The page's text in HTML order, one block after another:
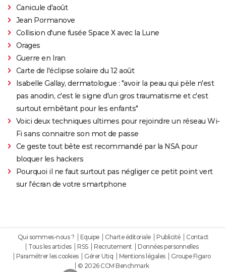
Canicule d'août
Jean Pormanove
Collision d'une fusée Space X avec la Lune
Orages
Guerre en Iran
Carte de l'éclipse solaire du 12 août
Isabelle Gallay, dermatologue : "avoir la peau qui pèle n'est
pas anodin, c'est le signe d'un gros traumatisme et c'est
surtout embêtant pour les enfants"
Voici deux techniques ultimes pour rejoindre un réseau Wi-
Fi sans connaitre son mot de passe
Ce geste tout bête est recommandé par la NSA pour
bloquer les hackers
Pourquoi il ne faut surtout pas négliger ce petit point vert
sur l'écran de votre smartphone
Qui sommes-nous ? Equipe Charte éditoriale Publicité
Contact
Tous les articles
RSS Recrutement
Données personnelles
Paramétrer les cookies
Gérer Utiq Mentions légales
Groupe Figaro
© 2026 CCM Benchmark